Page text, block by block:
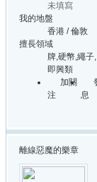
未填寫
我的地盤
香港 / 倫敦
擅長領域
牌,硬幣,繩子,
即興類
加關
注
息
離線惡魔的樂章